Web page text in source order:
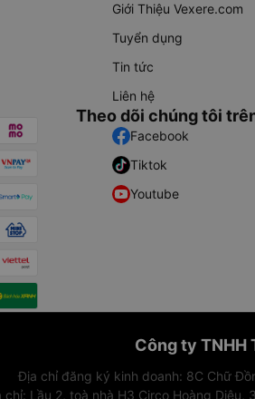
Giới Thiệu Vexere.com
Tuyển dụng
Tin tức
Liên hệ
Theo dõi chúng tôi
Facebook
Tiktok
Youtube
Công ty TNHH
Địa chỉ đăng ký kinh doanh: 8C Chữ
chỉ: Lầu 2, toà nhà H3 Circo Hoàng Diệu,